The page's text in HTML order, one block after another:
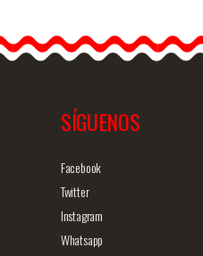
Descubre
pendientes
SÍGUENOS
Facebook
Twitter
Instagram
Whatsapp